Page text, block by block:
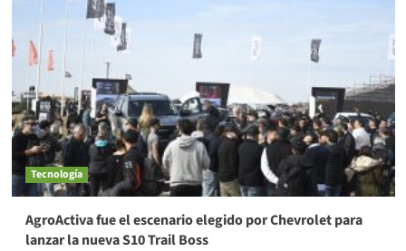
Tecnología
AgroActiva fue el escenario elegido por Chevrolet para
lanzar la nueva S10 Trail Boss